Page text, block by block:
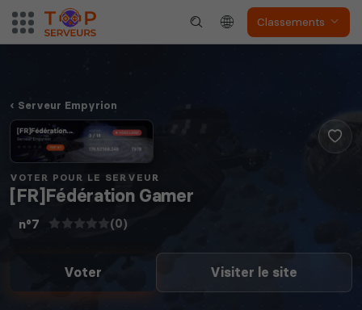
Classements
Serveur Empyrion
VOTER POUR LE SERVEUR
[FR]Fédération Gamer
n°7 (0)
Voter Visiter le site